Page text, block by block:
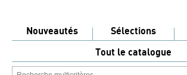
Nouveautés Sélections
Tout le catalogue